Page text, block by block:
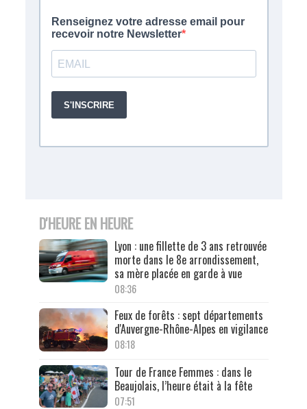
D'HEURE EN HEURE
Lyon : une fillette de 3 ans retrouvée
morte dans le 8e arrondissement,
sa mère placée en garde à vue
08:36
Feux de forêts : sept départements
d'Auvergne-Rhône-Alpes en vigilance
08:18
Tour de France Femmes : dans le
Beaujolais, l’heure était à la fête
07:51